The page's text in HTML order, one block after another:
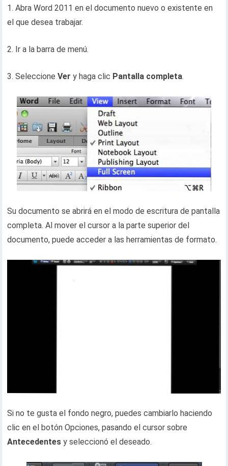
1. Abra Word 2011 en el documento nuevo o existente en
el que desea trabajar.
2. Ir a la barra de menú.
3. SeleccioneVery haga clic Pantalla completa.
Su documento se abrirá en el modo de escritura de pantalla
completa. Al mover el cursor a la parte superior del
documento, puede acceder a las herramientas de formato.
Si no te gusta el fondo negro, puedes cambiarlo haciendo
clic en el botón Opciones, pasando el cursor sobre
Antecedentes y seleccionó el deseado.